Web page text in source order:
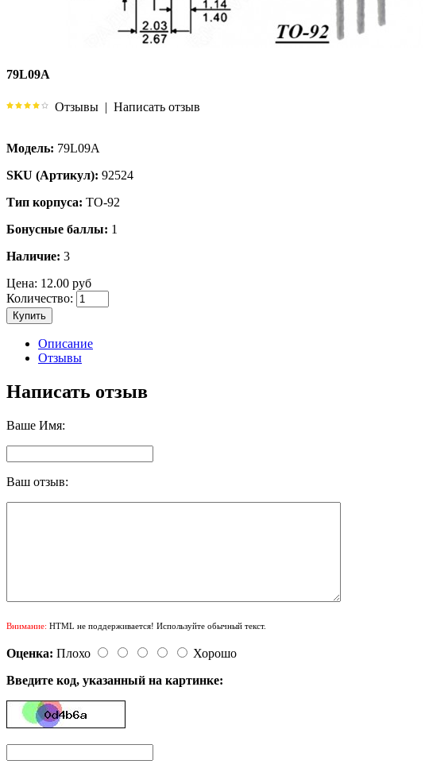
79L09A
Отзывы | Написать отзыв
Модель: 79L09A
SKU (Артикул): 92524
Тип корпуса: TO-92
Бонусные баллы: 1
Наличие: 3
Цена: 12.00 руб
Количество:
Купить
Описание
Отзывы
Написать отзыв
Ваше Имя:
Ваш отзыв:
Внимание: HTML не поддерживается! Используйте обычный текст.
Оценка: Плохо
Хорошо
Введите код, указанный на картинке: